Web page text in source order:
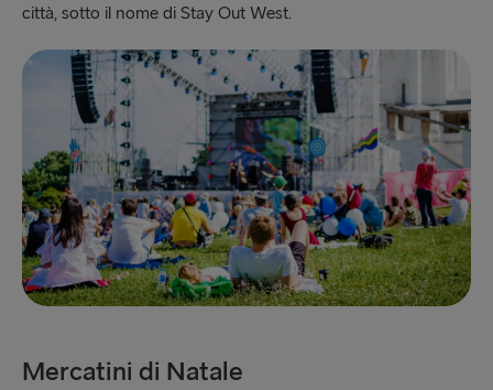
città, sotto il nome di Stay Out West.
Mercatini di Natale